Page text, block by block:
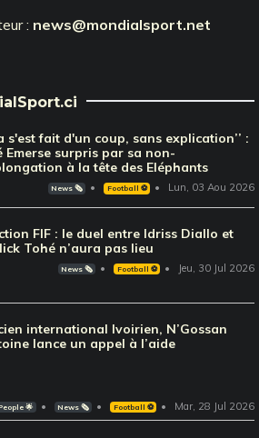
: news@mondialsport.net
s'est fait d'un coup, sans explication’’ :
Emerse surpris par sa non-
à la tête des Eléphants
News 🗞️ Football ⚽️ Lun, 03 Aou 2026
FIF : le duel entre Idriss Diallo et
Tohé n’aura pas lieu
News 🗞️ Football ⚽️ Jeu, 30 Jul 2026
international Ivoirien, N’Gossan
lance un appel à l’aide
🌟 News 🗞️ Football ⚽️ Mar, 28 Jul 2026